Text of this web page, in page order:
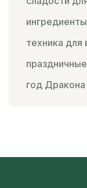
техника для
год Дракона